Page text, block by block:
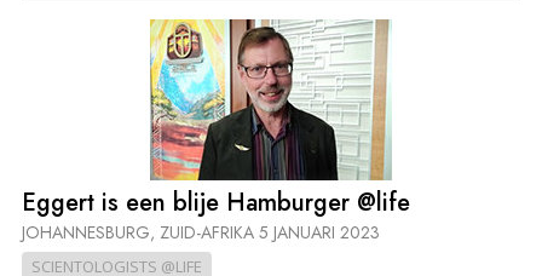
Eggert is een blije Hamburger @life
JOHANNESBURG, ZUID-AFRIKA 5 JANUARI 2023
SCIENTOLOGISTS @LIFE